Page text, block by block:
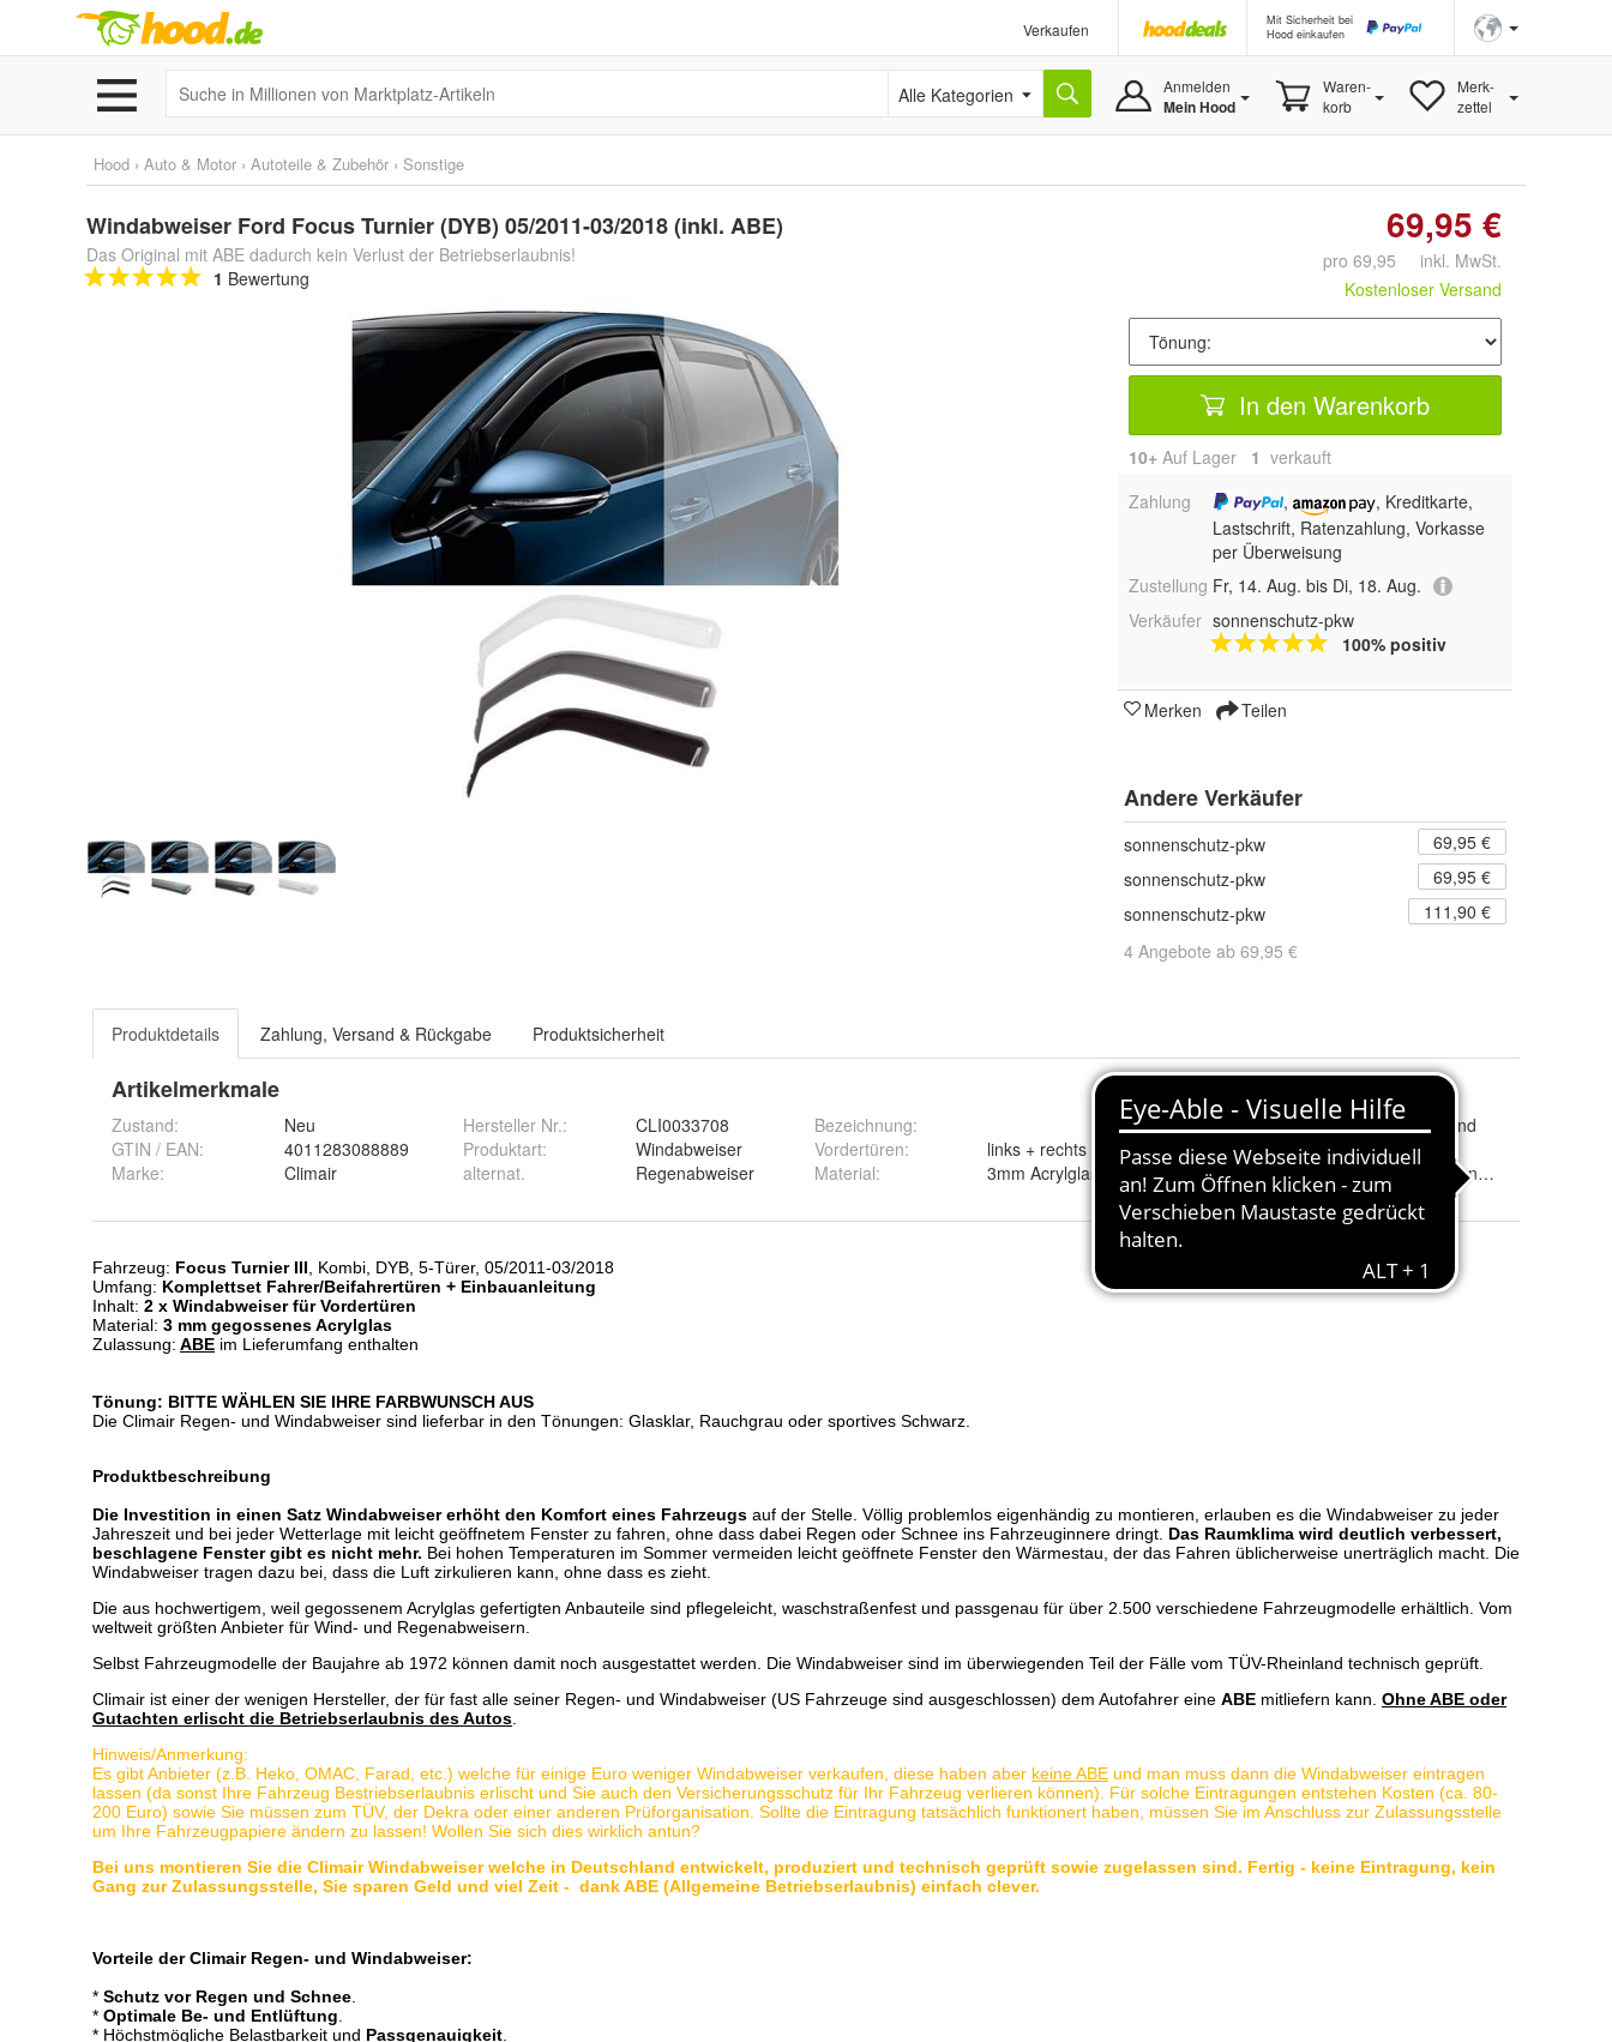
Verkaufen
Mit Sicherheit bei
Hood einkaufen
Alle Kategorien Anmelden
Mein Hood
Waren-
korb
Merk-
zettel
Hood › Auto & Motor › Autoteile & Zubehör › Sonstige
Windabweiser Ford Focus Turnier (DYB) 05/2011-03/2018 (inkl. ABE)
Das Original mit ABE dadurch kein Verlust der Betriebserlaubnis!
1 Bewertung
69,95 €
pro 69,95 inkl. MwSt.
Kostenloser Versand
In den Warenkorb
10+ Auf Lager 1 verkauft
Zahlung
,
, Kreditkarte,
Lastschrift, Ratenzahlung, Vorkasse
per Überweisung
Zustellung Fr, 14. Aug. bis Di, 18. Aug.
Verkäufer sonnenschutz-pkw
100% positiv
Merken Teilen
Andere Verkäufer
sonnenschutz-pkw
69,95 €
sonnenschutz-pkw
69,95 €
sonnenschutz-pkw
111,90 €
4 Angebote ab 69,95 €
Produktdetails Zahlung, Versand & Rückgabe Produktsicherheit
Artikelmerkmale
Zustand:
Neu
GTIN / EAN:
4011283088889
Marke:
Climair
Hersteller Nr.:
CLI0033708
Produktart:
Windabweiser
alternat.
Bezeichnung:
Regenabweiser
Vordertüren:
links + rechts
Material: 3mm Acrylglas
ABE /
eintragungsfrei:
ja, ABE beiliegend
Tönung: rauchgrau, klar und schwarz